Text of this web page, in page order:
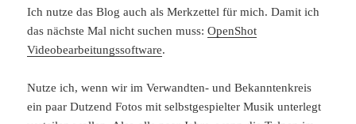
Ich nutze das Blog auch als Merkzettel für mich. Damit ich
das nächste Mal nicht suchen muss:OpenShot
Videobearbeitungssoftware.
Nutze ich, wenn wir im Verwandten- und Bekanntenkreis
ein paar Dutzend Fotos mit selbstgespielter Musik unterlegt